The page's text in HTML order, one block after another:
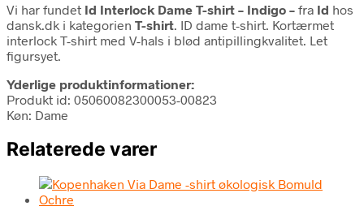
Vi har fundet Id Interlock Dame T-shirt – Indigo – fra Id hos
dansk.dk i kategorien T-shirt. ID dame t-shirt. Kortærmet
interlock T-shirt med V-hals i blød antipillingkvalitet. Let
figursyet.
Yderlige produktinformationer:
Produkt id: 05060082300053-00823
Køn: Dame
Relaterede varer